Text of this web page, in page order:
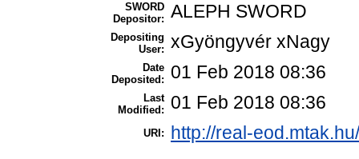
SWORD
Depositor: ALEPH SWORD
Depositing
User: xGyöngyvér xNagy
Date
Deposited:
01 Feb 2018 08:36
Last
Modified:
01 Feb 2018 08:36
URI: http://real-